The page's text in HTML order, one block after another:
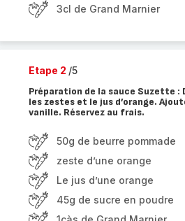
3cl de Grand Marnier
Etape 2 /5
Préparation de la sauce Suzette :
les zestes et le jus d’orange.
vanille. Réservez au frais.
50g de beurre pommade
zeste d’une orange
Le jus d’une orange
45g de sucre en poudre